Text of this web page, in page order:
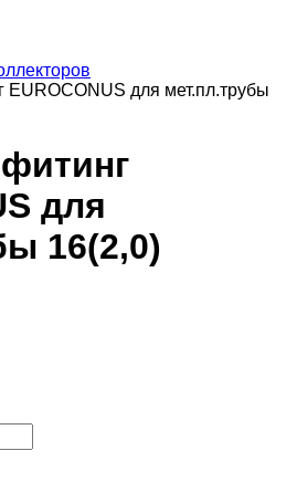
EUROCONUS для мет.пл.трубы
для
16(2,0)